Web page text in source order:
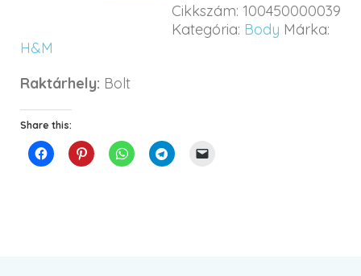
Cikkszám: 100450000039
Kategória: Body Márka:
H&M
Raktárhely: Bolt
Share this: